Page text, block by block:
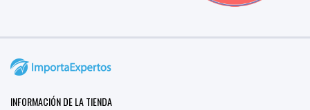
INFORMACIÓN DE LA TIENDA